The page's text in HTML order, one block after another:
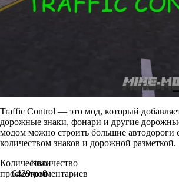
Traffic Control — это мод, который
дорожные знаки, фонари и другие
модом можно строить большие автодороги
количеством знаков и дорожной разметкой.
Количество
просмотров
6429
Количество
комментариев
0